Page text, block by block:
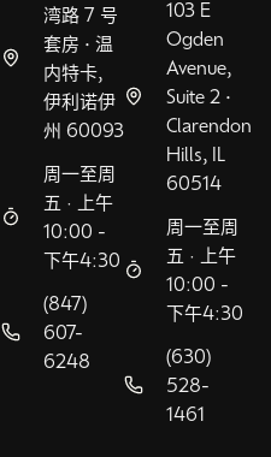
湾路 7 号
套房 • 温
内特卡,
伊利诺伊
州 60093
周一至周
五 · 上午
10:00 -
下午4:30
(847)
607-
6248
103 E
Ogden
Avenue,
Suite 2 •
Clarendon
Hills, IL
60514
周一至周
五 · 上午
10:00 -
下午4:30
(630)
528-
1461